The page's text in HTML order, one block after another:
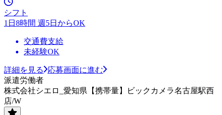
シフト
1日8時間 週5日からOK
交通費支給
未経験OK
詳細を見る
応募画面に進む
派遣労働者
株式会社シエロ_愛知県【携帯量】ビックカメラ名古屋駅西
店/W